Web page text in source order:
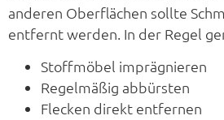
anderen Oberflächen sollte
entfernt werden. In der Regel
Stoffmöbel imprägnieren
Regelmäßig abbürsten
Flecken direkt entfernen